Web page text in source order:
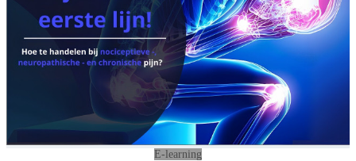
E-learning